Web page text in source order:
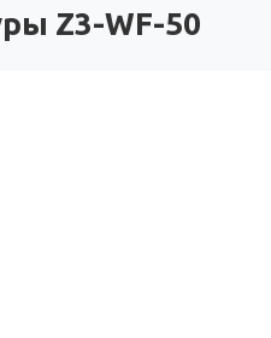
Z3-WF-50